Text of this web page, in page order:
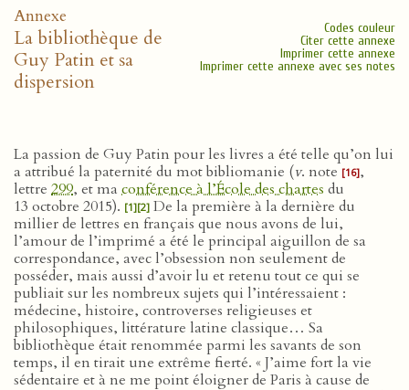
Annexe
La bibliothèque de
Guy Patin et sa
dispersion
Codes couleur
Citer cette annexe
Imprimer cette annexe
Imprimer cette annexe avec ses notes
La passion de Guy Patin pour les livres a été telle qu’on lui
a attribué la paternité du mot bibliomanie (v. note [16],
lettre 299, et ma conférence à l’École des chartes du
13 octobre 2015). [1][2] De la première à la dernière du
millier de lettres en français que nous avons de lui,
l’amour de l’imprimé a été le principal aiguillon de sa
correspondance, avec l’obsession non seulement de
posséder, mais aussi d’avoir lu et retenu tout ce qui se
publiait sur les nombreux sujets qui l’intéressaient :
médecine, histoire, controverses religieuses et
philosophiques, littérature latine classique… Sa
bibliothèque était renommée parmi les savants de son
temps, il en tirait une extrême fierté. « J’aime fort la vie
sédentaire et à ne me point éloigner de Paris à cause de